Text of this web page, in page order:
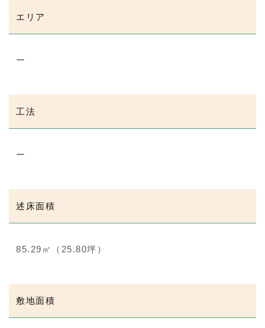
エリア
ー
工法
ー
述床面積
85.29㎡（25.80坪）
敷地面積